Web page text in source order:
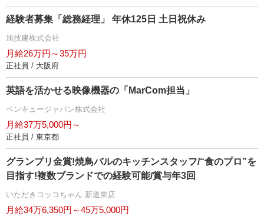
経験者募集「総務経理」 年休125日 土日祝休み
旭技建株式会社
月給26万円～35万円
正社員 / 大阪府
英語を活かせる映像機器の「MarCom担当」
ベンキュージャパン株式会社
月給37万5,000円～
正社員 / 東京都
グランプリ金賞!焼鳥バルのキッチンスタッフ/“食のプロ”を
目指す!複数ブランドでの経験可能/賞与年3回
いただきコッコちゃん 新道東店
月給34万6,350円～45万5,000円